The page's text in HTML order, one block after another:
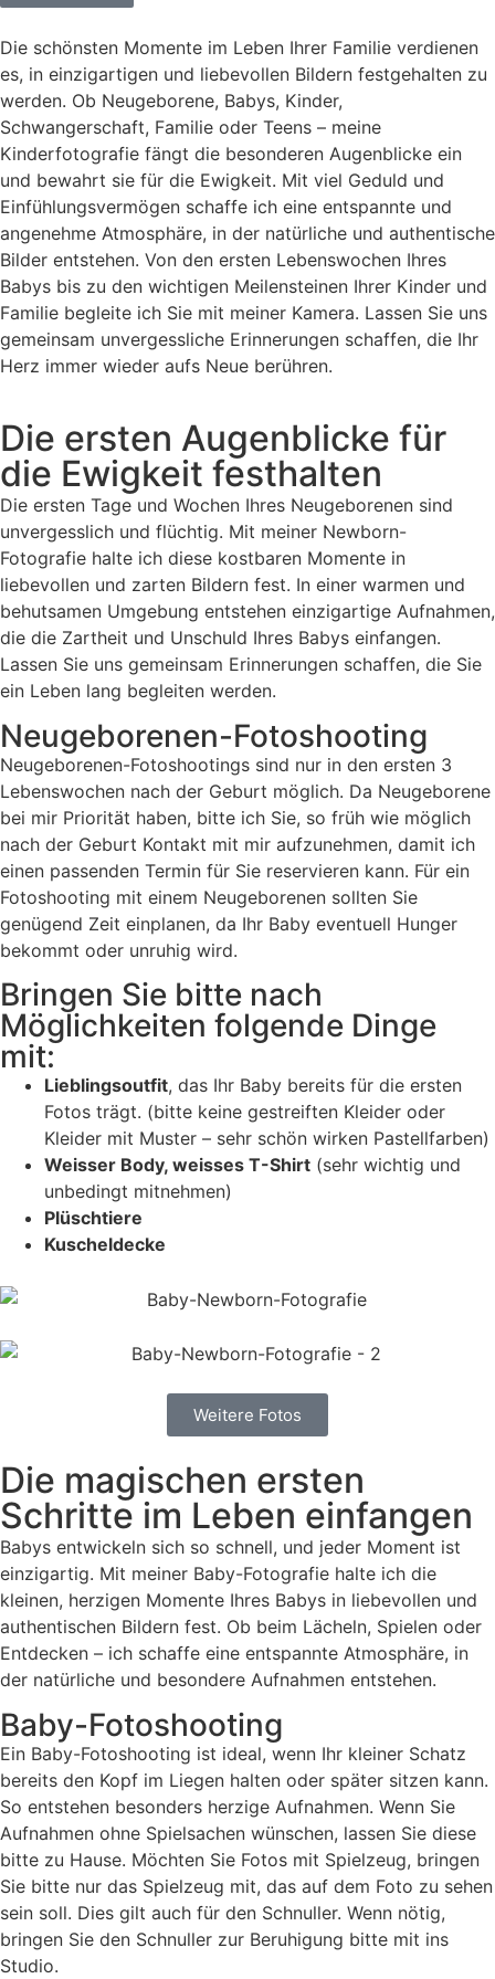
Die schönsten Momente im Leben Ihrer Familie verdienen
es, in einzigartigen und liebevollen Bildern festgehalten zu
werden. Ob Neugeborene, Babys, Kinder,
Schwangerschaft, Familie oder Teens – meine
Kinderfotografie fängt die besonderen Augenblicke ein
und bewahrt sie für die Ewigkeit. Mit viel Geduld und
Einfühlungsvermögen schaffe ich eine entspannte und
angenehme Atmosphäre, in der natürliche und authentische
Bilder entstehen. Von den ersten Lebenswochen Ihres
Babys bis zu den wichtigen Meilensteinen Ihrer Kinder und
Familie begleite ich Sie mit meiner Kamera. Lassen Sie uns
gemeinsam unvergessliche Erinnerungen schaffen, die Ihr
Herz immer wieder aufs Neue berühren.
Die ersten Augenblicke für
die Ewigkeit festhalten
Die ersten Tage und Wochen Ihres Neugeborenen sind
unvergesslich und flüchtig. Mit meiner Newborn-
Fotografie halte ich diese kostbaren Momente in
liebevollen und zarten Bildern fest. In einer warmen und
behutsamen Umgebung entstehen einzigartige Aufnahmen,
die die Zartheit und Unschuld Ihres Babys einfangen.
Lassen Sie uns gemeinsam Erinnerungen schaffen, die Sie
ein Leben lang begleiten werden.
Neugeborenen-Fotoshooting
Neugeborenen-Fotoshootings sind nur in den ersten 3
Lebenswochen nach der Geburt möglich. Da Neugeborene
bei mir Priorität haben, bitte ich Sie, so früh wie möglich
nach der Geburt Kontakt mit mir aufzunehmen, damit ich
einen passenden Termin für Sie reservieren kann. Für ein
Fotoshooting mit einem Neugeborenen sollten Sie
genügend Zeit einplanen, da Ihr Baby eventuell Hunger
bekommt oder unruhig wird.
Bringen Sie bitte nach
Möglichkeiten folgende Dinge
mit:
Lieblingsoutfit, das Ihr Baby bereits für die ersten
Fotos trägt. (bitte keine gestreiften Kleider oder
Kleider mit Muster – sehr schön wirken Pastellfarben)
Weisser Body, weisses T-Shirt (sehr wichtig und
unbedingt mitnehmen)
Plüschtiere
Kuscheldecke
Weitere Fotos
Die magischen ersten
Schritte im Leben einfangen
Babys entwickeln sich so schnell, und jeder Moment ist
einzigartig. Mit meiner Baby-Fotografie halte ich die
kleinen, herzigen Momente Ihres Babys in liebevollen und
authentischen Bildern fest. Ob beim Lächeln, Spielen oder
Entdecken – ich schaffe eine entspannte Atmosphäre, in
der natürliche und besondere Aufnahmen entstehen.
Baby-Fotoshooting
Ein Baby-Fotoshooting ist ideal, wenn Ihr kleiner Schatz
bereits den Kopf im Liegen halten oder später sitzen kann.
So entstehen besonders herzige Aufnahmen. Wenn Sie
Aufnahmen ohne Spielsachen wünschen, lassen Sie diese
bitte zu Hause. Möchten Sie Fotos mit Spielzeug, bringen
Sie bitte nur das Spielzeug mit, das auf dem Foto zu sehen
sein soll. Dies gilt auch für den Schnuller. Wenn nötig,
bringen Sie den Schnuller zur Beruhigung bitte mit ins
Studio.